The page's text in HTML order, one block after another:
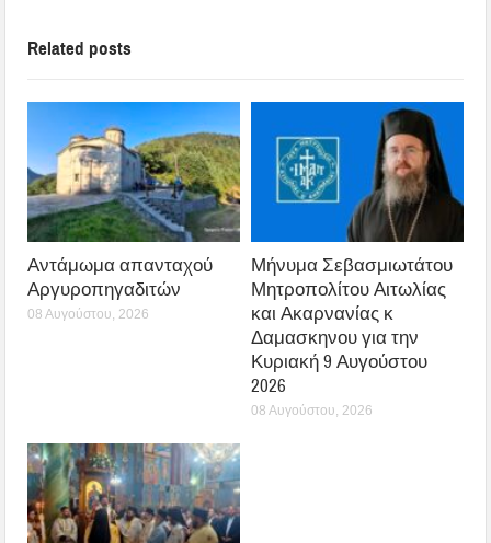
Related posts
Αντάμωμα απανταχού
Αργυροπηγαδιτών
08 Αυγούστου, 2026
Μήνυμα Σεβασμιωτάτου
Μητροπολίτου Αιτωλίας
και Ακαρνανίας κ
Δαμασκηνου για την
Κυριακή 9 Αυγούστου
2026
08 Αυγούστου, 2026